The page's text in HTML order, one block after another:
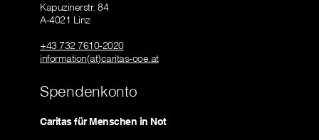
Kapuzinerstr. 84
A-4021 Linz
+43 732 7610-2020
information(at)caritas-ooe.at
Spendenkonto
Caritas für Menschen in Not